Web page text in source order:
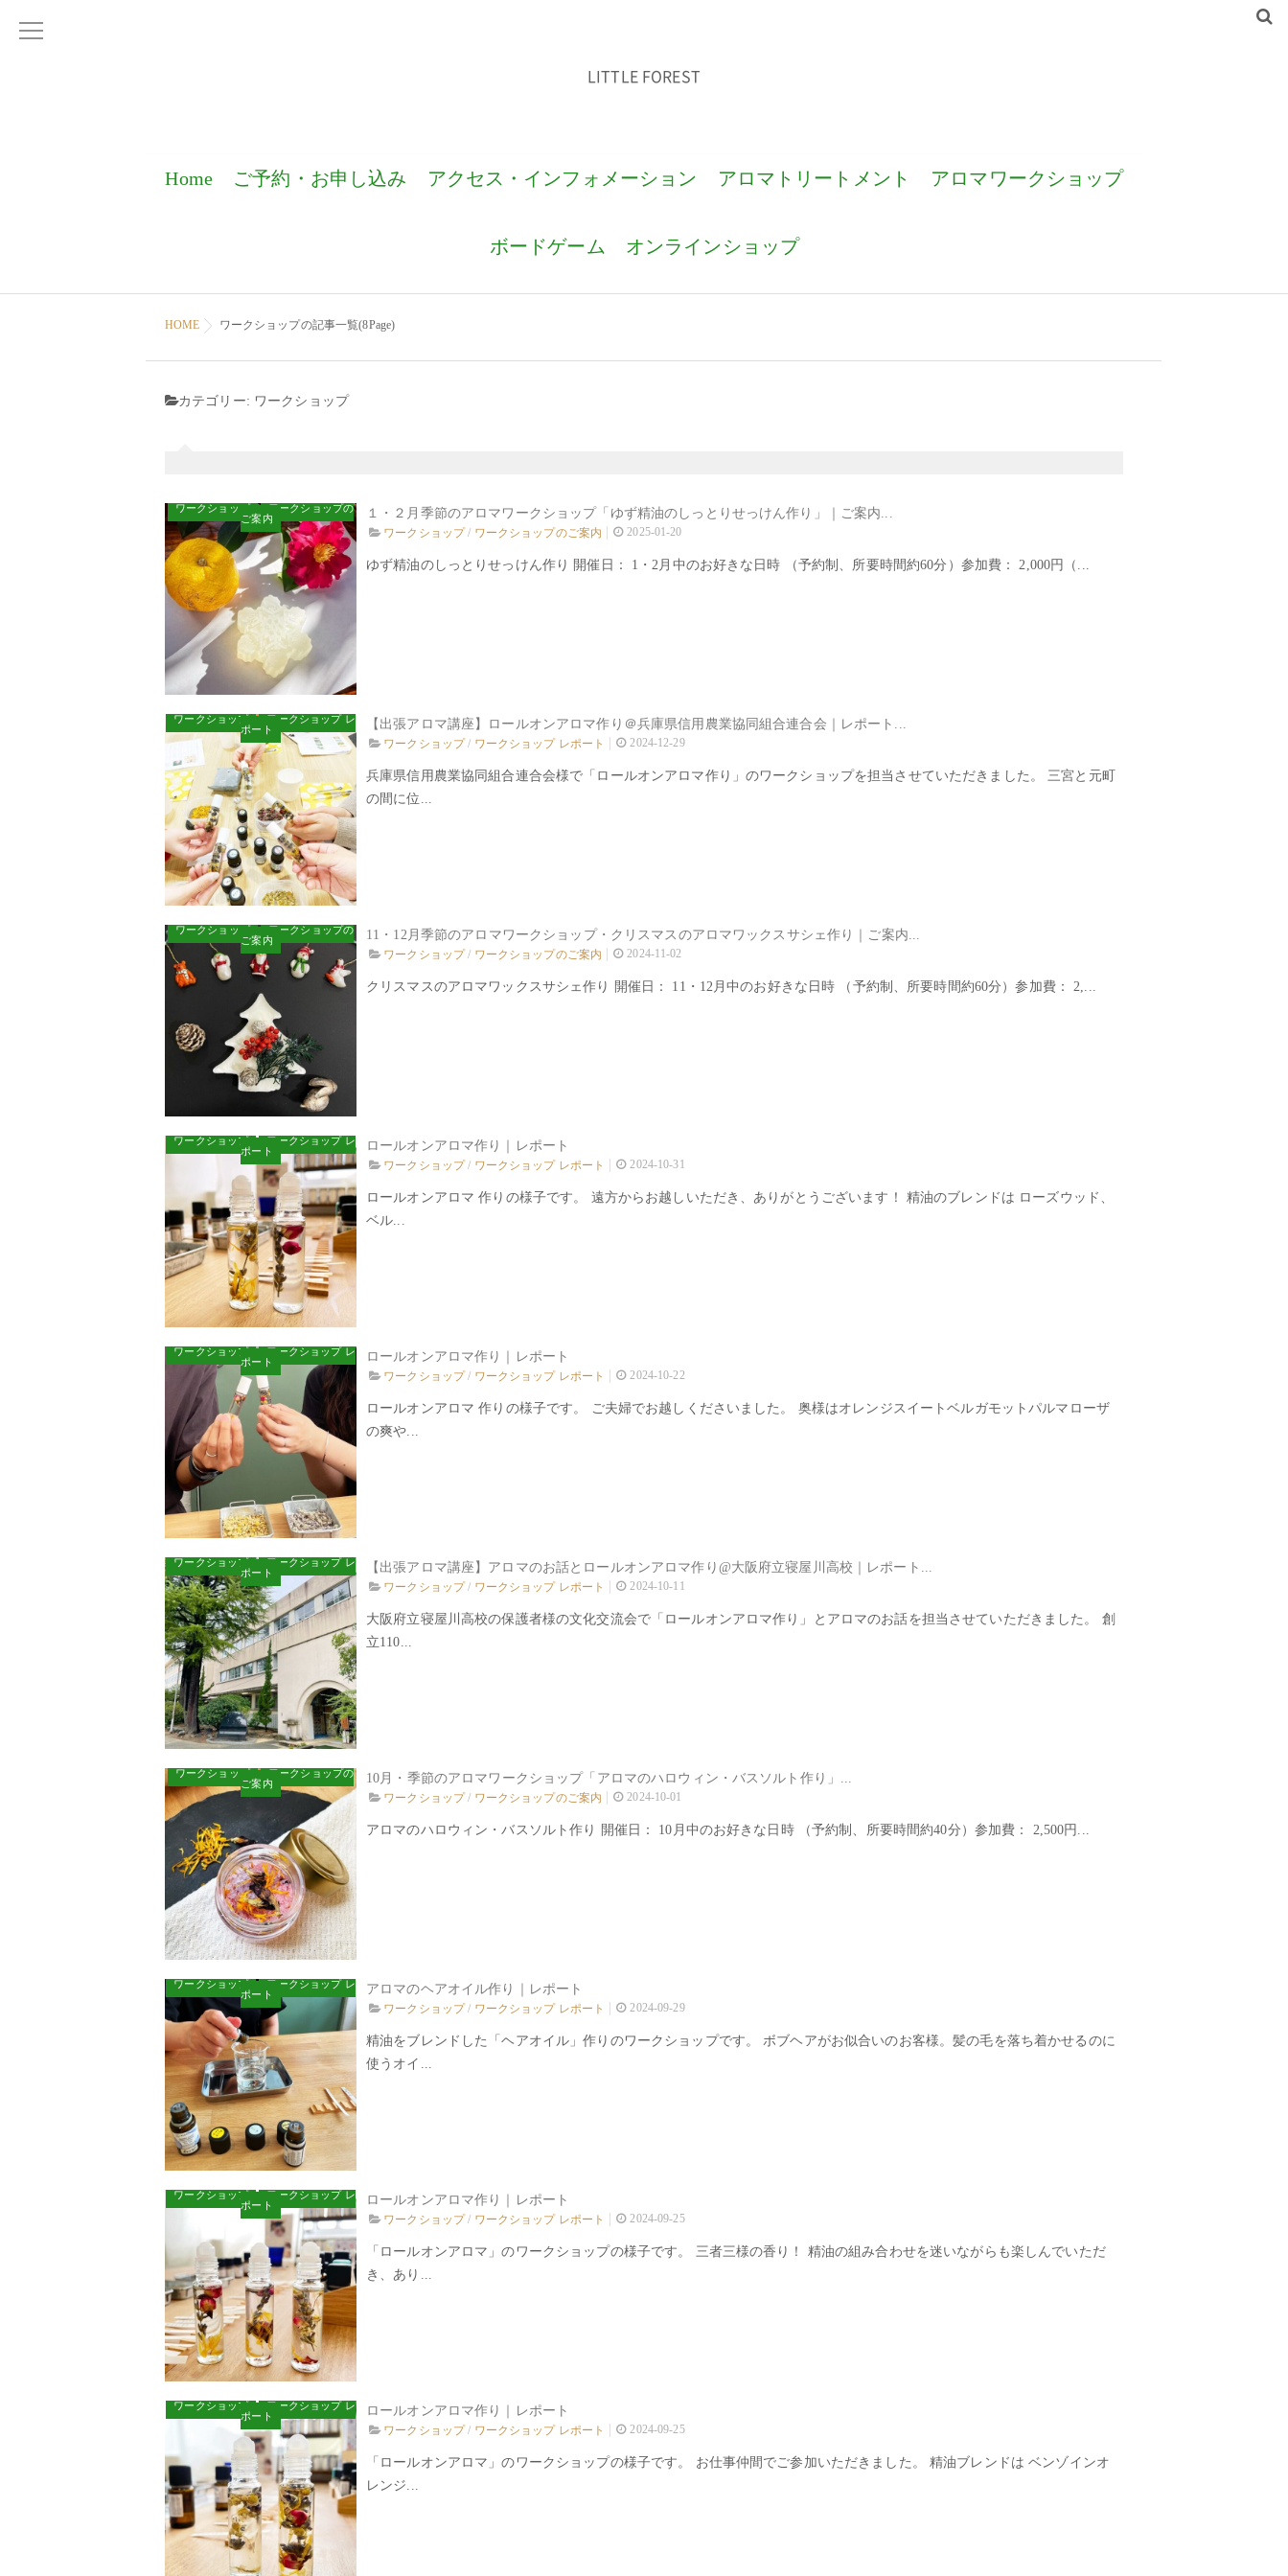
LITTLE FOREST
Home ご予約・お申し込み アクセス・インフォメーション アロマトリートメント アロマワークショップ
ボードゲーム オンラインショップ
HOME ワークショップの記事一覧(8Page)
カテゴリー: ワークショップ
ワークショップ
ワークショップの
ご案内
１・２月季節のアロマワークショップ「ゆず精油のしっとりせっけん作り」｜ご案内...
ワークショップ/ ワークショップのご案内 2025-01-20
ゆず精油のしっとりせっけん作り 開催日： 1・2月中のお好きな日時 （予約制、所要時間約60分）参加費： 2,000円（...
ワークショップ
ワークショップ レ
ポート
【出張アロマ講座】ロールオンアロマ作り＠兵庫県信用農業協同組合連合会｜レポート...
ワークショップ/ ワークショップ レポート 2024-12-29
兵庫県信用農業協同組合連合会様で「ロールオンアロマ作り」のワークショップを担当させていただきました。 三宮と元町
の間に位...
ワークショップ
ワークショップの
ご案内
11・12月季節のアロマワークショップ・クリスマスのアロマワックスサシェ作り｜ご案内...
ワークショップ/ ワークショップのご案内 2024-11-02
クリスマスのアロマワックスサシェ作り 開催日： 11・12月中のお好きな日時 （予約制、所要時間約60分）参加費： 2,...
ワークショップ
ワークショップ レ
ポート
ロールオンアロマ作り｜レポート
ワークショップ/ ワークショップ レポート 2024-10-31
ロールオンアロマ 作りの様子です。 遠方からお越しいただき、ありがとうございます！ 精油のブレンドは ローズウッド、
ベル...
ワークショップ
ワークショップ レ
ポート
ロールオンアロマ作り｜レポート
ワークショップ/ ワークショップ レポート 2024-10-22
ロールオンアロマ 作りの様子です。 ご夫婦でお越しくださいました。 奥様はオレンジスイートベルガモットパルマローザ
の爽や...
ワークショップ
ワークショップ レ
ポート
【出張アロマ講座】アロマのお話とロールオンアロマ作り@大阪府立寝屋川高校｜レポート...
ワークショップ/ ワークショップ レポート 2024-10-11
大阪府立寝屋川高校の保護者様の文化交流会で「ロールオンアロマ作り」とアロマのお話を担当させていただきました。 創
立110...
ワークショップ
ワークショップの
ご案内
10月・季節のアロマワークショップ「アロマのハロウィン・バスソルト作り」...
ワークショップ/ ワークショップのご案内 2024-10-01
アロマのハロウィン・バスソルト作り 開催日： 10月中のお好きな日時 （予約制、所要時間約40分）参加費： 2,500円...
ワークショップ
ワークショップ レ
ポート
アロマのヘアオイル作り｜レポート
ワークショップ/ ワークショップ レポート 2024-09-29
精油をブレンドした「ヘアオイル」作りのワークショップです。 ボブヘアがお似合いのお客様。髪の毛を落ち着かせるのに
使うオイ...
ワークショップ
ワークショップ レ
ポート
ロールオンアロマ作り｜レポート
ワークショップ/ ワークショップ レポート 2024-09-25
「ロールオンアロマ」のワークショップの様子です。 三者三様の香り！ 精油の組み合わせを迷いながらも楽しんでいただ
き、あり...
ワークショップ
ワークショップ レ
ポート
ロールオンアロマ作り｜レポート
ワークショップ/ ワークショップ レポート 2024-09-25
「ロールオンアロマ」のワークショップの様子です。 お仕事仲間でご参加いただきました。 精油ブレンドは ベンゾインオ
レンジ...